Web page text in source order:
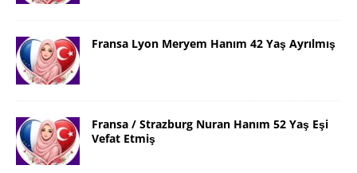
Fransa Lyon Meryem Hanım 42 Yaş Ayrılmış
Fransa / Strazburg Nuran Hanım 52 Yaş Eşi
Vefat Etmiş